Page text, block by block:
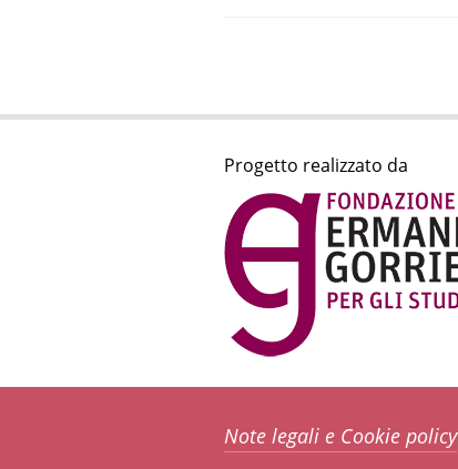
Progetto realizzato da
Note legali e Cookie policy